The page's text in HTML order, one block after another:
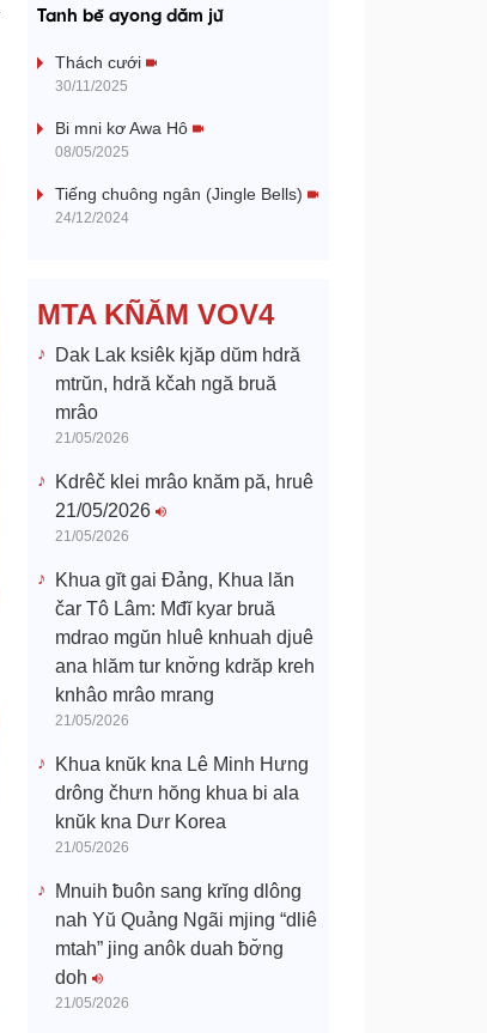
a
V
o
Tanh bĕ ayong dăm jŭ
Thách cưới
30/11/2025
Bi mni kơ Awa Hô
08/05/2025
Tiếng chuông ngân (Jingle Bells)
24/12/2024
MTA KÑĂM VOV4
Dak Lak ksiêk kjăp dŭm hdră
mtrŭn, hdră kčah ngă bruă
mrâo
21/05/2026
Kdrêč klei mrâo knăm pă, hruê
21/05/2026
21/05/2026
Khua gĭt gai Đảng, Khua lăn
čar Tô Lâm: Mđĭ kyar bruă
mdrao mgŭn hluê knhuah djuê
ana hlăm tur knơ̆ng kdrăp kreh
knhâo mrâo mrang
21/05/2026
Khua knŭk kna Lê Minh Hưng
drông čhưn hŏng khua bi ala
knŭk kna Dưr Korea
21/05/2026
Mnuih ƀuôn sang krĭng dlông
nah Yŭ Quảng Ngãi mjing “dliê
mtah” jing anôk duah ƀơ̆ng
doh
21/05/2026